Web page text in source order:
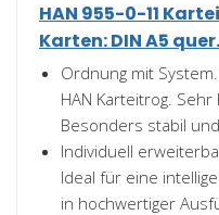
HAN 955-0-11
Karten: DIN A5
Ordnung mit
HAN Karteitrog.
Besonders stabil
Individuell
Ideal für eine
in hochwertiger